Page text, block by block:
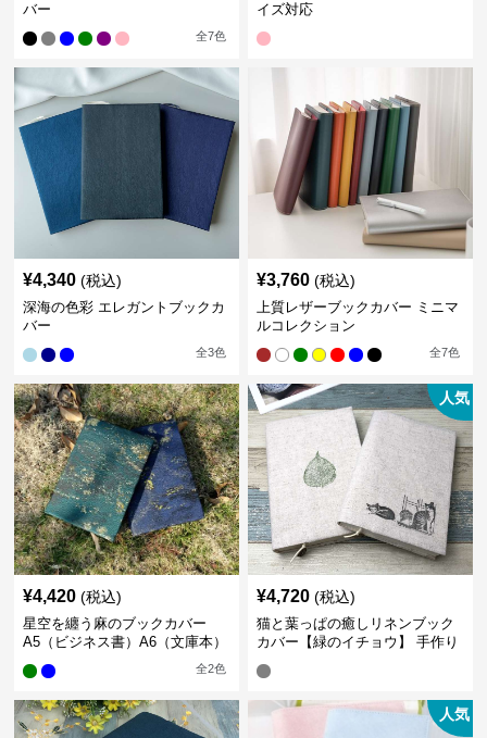
バー
全7色
イズ対応
¥4,340 (税込)
深海の色彩 エレガントブックカ
バー
全3色
¥3,760 (税込)
上質レザーブックカバー ミニマ
ルコレクション
全7色
¥4,420 (税込)
星空を纏う麻のブックカバー
A5（ビジネス書）A6（文庫本）
全2色
人気
¥4,720 (税込)
猫と葉っぱの癒しリネンブック
カバー【緑のイチョウ】 手作り
人気